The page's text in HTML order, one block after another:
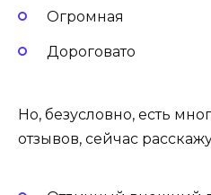
Огромная
Дороговато
Но, безусловно, есть
отзывов, сейчас